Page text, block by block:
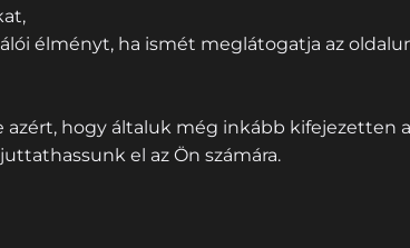
élményt, ha ismét meglátogatja az
hogy általuk még inkább kifejezetten
el az Ön számára.